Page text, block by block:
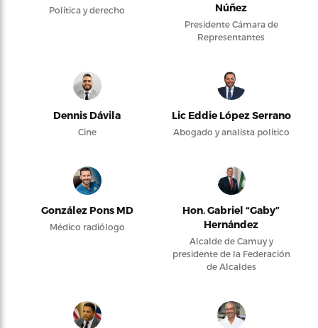
Política y derecho Núñez
Presidente Cámara de
Representantes
Dennis Dávila
Cine
Lic Eddie López Serrano
Abogado y analista político
González Pons MD
Médico radiólogo
Hon. Gabriel “Gaby”
Hernández
Alcalde de Camuy y
presidente de la Federación
de Alcaldes